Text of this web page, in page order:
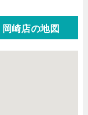
崎店の地図